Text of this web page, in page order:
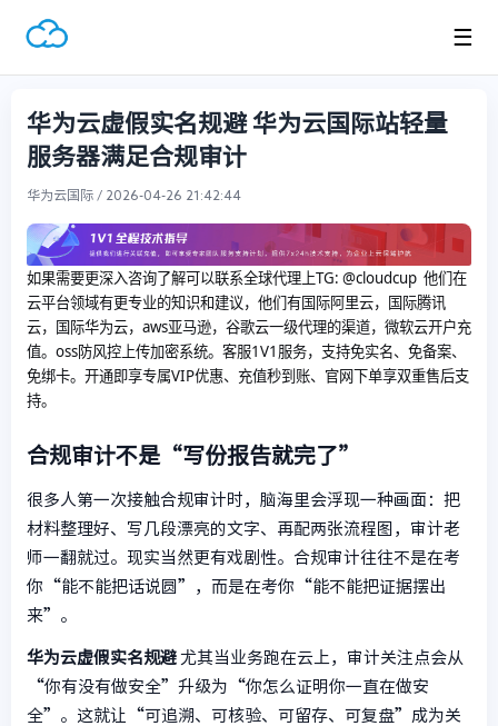
☰
华为云虚假实名规避 华为云国际站轻量
服务器满足合规审计
华为云国际 / 2026-04-26 21:42:44
如果需要更深入咨询了解可以联系全球代理上TG: @cloudcup 他们在
云平台领域有更专业的知识和建议，他们有国际阿里云，国际腾讯
云，国际华为云，aws亚马逊，谷歌云一级代理的渠道，微软云开户充
值。oss防风控上传加密系统。客服1V1服务，支持免实名、免备案、
免绑卡。开通即享专属VIP优惠、充值秒到账、官网下单享双重售后支
持。
合规审计不是“写份报告就完了”
很多人第一次接触合规审计时，脑海里会浮现一种画面：把
材料整理好、写几段漂亮的文字、再配两张流程图，审计老
师一翻就过。现实当然更有戏剧性。合规审计往往不是在考
你“能不能把话说圆”，而是在考你“能不能把证据摆出
来”。
华为云虚假实名规避 尤其当业务跑在云上，审计关注点会从
“你有没有做安全”升级为“你怎么证明你一直在做安
全”。这就让“可追溯、可核验、可留存、可复盘”成为关